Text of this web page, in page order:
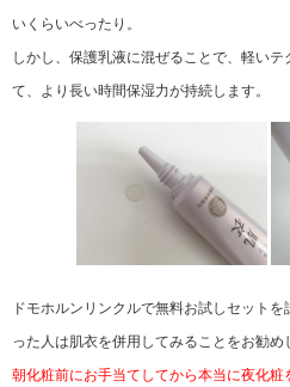
いくらいべったり。
しかし、保護乳液に混ぜることで、軽い
て、より長い時間保湿力が持続します。
ドモホルンリンクルで無料お試しセット
った人は肌衣を併用してみることをお勧め
朝化粧前にお手当てしてから本当に夜化